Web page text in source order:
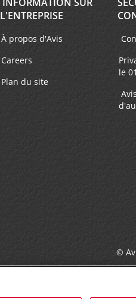
L'ENTREPRISE
À propos d'Avis
Careers
Plan du site
le
©